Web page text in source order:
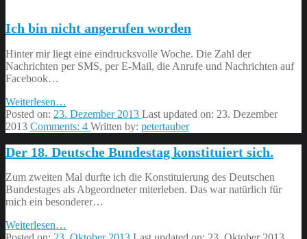
Ich bin nicht angerufen worden
Hinter mir liegt eine eindrucksvolle Woche. Die Zahl der
Nachrichten per SMS, per E-Mail, die Anrufe und Nachrichten auf
Facebook…
Weiterlesen
bin
nicht
worden”
…
Posted on: 23. Dezember 2013 Last updated on: 23. Dezember
2013 Comments: 4 Written by: petertauber
Der 18. Deutsche Bundestag konstituiert sich.
Zum zweiten Mal durfte ich die Konstituierung des Deutschen
Bundestages als Abgeordneter miterleben. Das war natürlich für
mich ein besonderer…
Weiterlesen…